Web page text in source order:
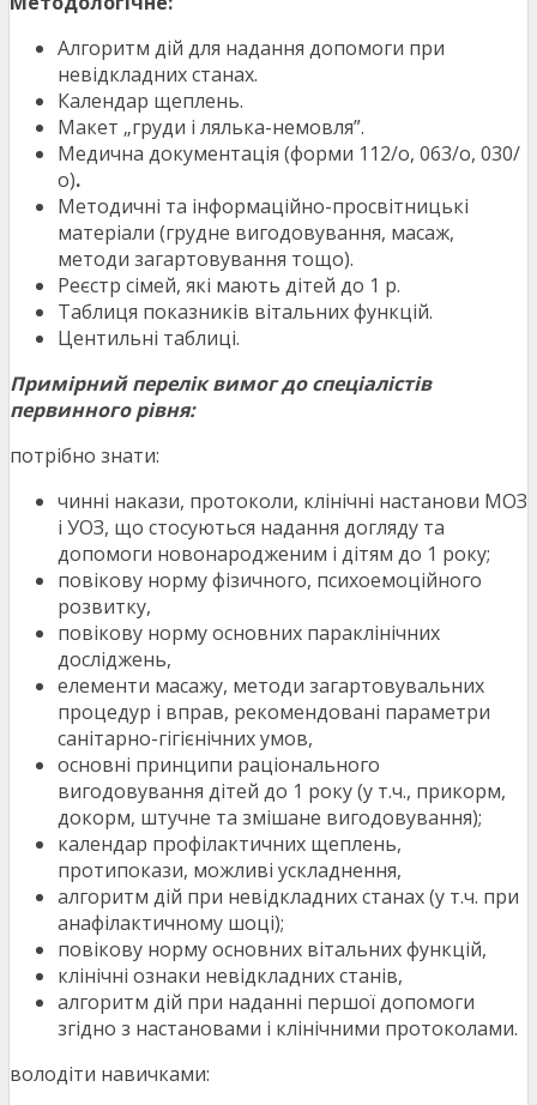
Алгоритм дій для надання допомоги при
невідкладних станах.
Календар щеплень.
Макет „груди і лялька-немовля”.
Медична документація (форми 112/о, 063/о, 030/
о).
Методичні та інформаційно-просвітницькі
матеріали (грудне вигодовування, масаж,
методи загартовування тощо).
Реєстр сімей, які мають дітей до 1 р.
Таблиця показників вітальних функцій.
Центильні таблиці.
Примірний перелік вимог до спеціалістів
первинного рівня:
потрібно знати:
чинні накази, протоколи, клінічні настанови МОЗ
і УОЗ, що стосуються надання догляду та
допомоги новонародженим і дітям до 1 року;
повікову норму фізичного, психоемоційного
розвитку,
повікову норму основних параклінічних
досліджень,
елементи масажу, методи загартовувальних
процедур і вправ, рекомендовані параметри
санітарно-гігієнічних умов,
основні принципи раціонального
вигодовування дітей до 1 року (у т.ч., прикорм,
докорм, штучне та змішане вигодовування);
календар профілактичних щеплень,
протипокази, можливі ускладнення,
алгоритм дій при невідкладних станах (у т.ч. при
анафілактичному шоці);
повікову норму основних вітальних функцій,
клінічні ознаки невідкладних станів,
алгоритм дій при наданні першої допомоги
згідно з настановами і клінічними протоколами.
володіти навичками: